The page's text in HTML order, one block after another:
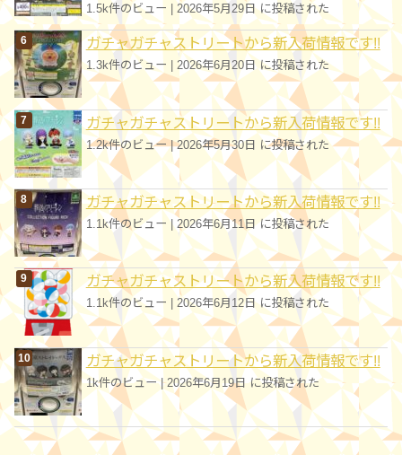
1.5k件のビュー 2026年5月29日 に投稿された
ガチャガチャストリートから新入荷情報です!!
1.3k件のビュー 2026年6月20日 に投稿された
ガチャガチャストリートから新入荷情報です!!
1.2k件のビュー|2026年5月30日 に投稿された
ガチャガチャストリートから新入荷情報です!!
1.1k件のビュー | 2026年6月11日 に投稿された
ガチャガチャストリートから新入荷情報です!!
1.1k件のビュー 2026年6月12日 に投稿された
ガチャガチャストリートから新入荷情報です!!
1k件のビュー| 2026年6月19日 に投稿された